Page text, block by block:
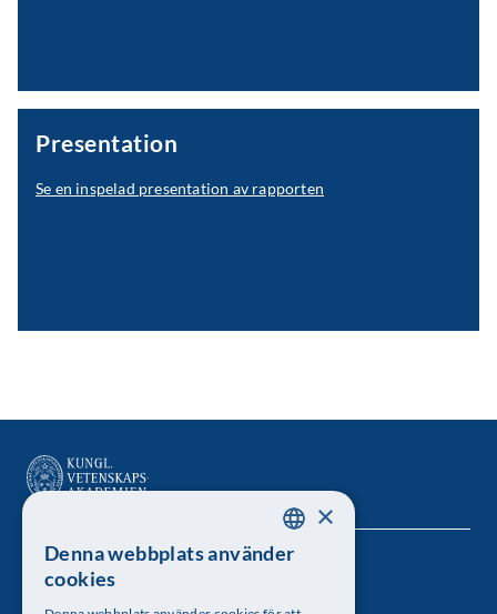
Presentation
Se en inspelad presentation av rapporten
Kungl. Vetenskapsakademien SWEDISH
×
Denna webbplats använder
cookies